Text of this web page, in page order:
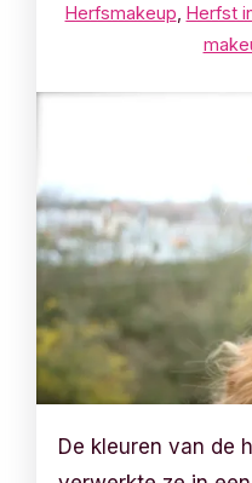
Herfsmakeup Herfst
De kleuren van de